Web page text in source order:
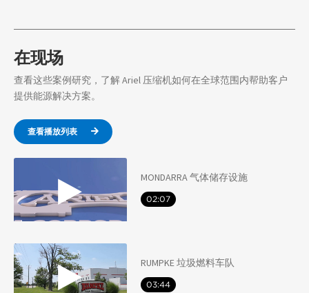
在现场
查看这些案例研究，了解 Ariel 压缩机如何在全球范围内帮助客户
提供能源解决方案。
查看播放列表
MONDARRA 气体储存设施
02:07
RUMPKE 垃圾燃料车队
03:44